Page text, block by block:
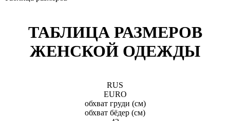
ТАБЛИЦА РАЗМЕРОВ
ЖЕНСКОЙ ОДЕЖДЫ
RUS
EURO
обхват груди (см)
обхват бёдeр (см)